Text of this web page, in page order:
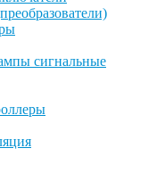
сигнальные